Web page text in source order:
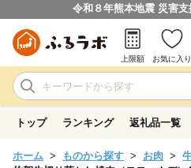
令和８年熊本地震 災害
上限額 お気に入り
トップ ランキング 返礼品一覧
ホーム ものから探す お肉